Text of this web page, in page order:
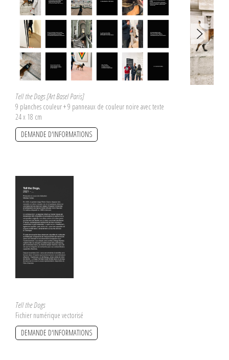
Tell the Dogs [Art Basel Paris]
9 planches couleur + 9 panneaux de couleur noire avec texte
24 x 18 cm
DEMANDE D'INFORMATIONS
Tell the Dogs
Fichier numérique vectorisé
DEMANDE D'INFORMATIONS